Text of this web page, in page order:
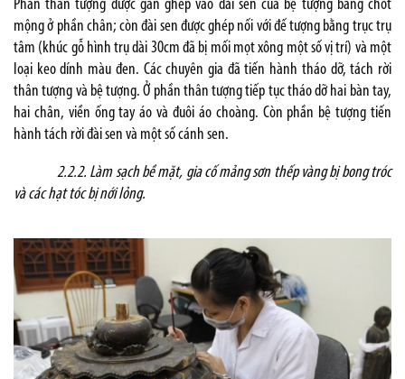
Phần thân tượng được gắn ghép vào đài sen của bệ tượng bằng chốt
mộng ở phần chân; còn đài sen được ghép nối với đế tượng bằng trục trụ
tâm (khúc gỗ hình trụ dài 30cm đã bị mối mọt xông một số vị trí) và một
loại keo dính màu đen. Các chuyên gia đã tiến hành tháo dỡ, tách rời
thân tượng và bệ tượng. Ở phần thân tượng tiếp tục tháo dỡ hai bàn tay,
hai chân, viền ống tay áo và đuôi áo choàng. Còn phần bệ tượng tiến
hành tách rời đài sen và một số cánh sen.
2.2.2. Làm sạch bề mặt, gia cố mảng sơn thếp vàng bị bong tróc
và các hạt tóc bị nới lỏng.